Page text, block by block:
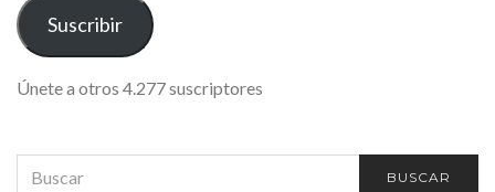
ELECTRÓNICO
Suscribir
Únete a otros 4.277 suscriptores
FOR:
BUSCAR